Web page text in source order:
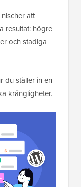
att
resultat: högre
och stadiga
du ställer in en
krångligheter.